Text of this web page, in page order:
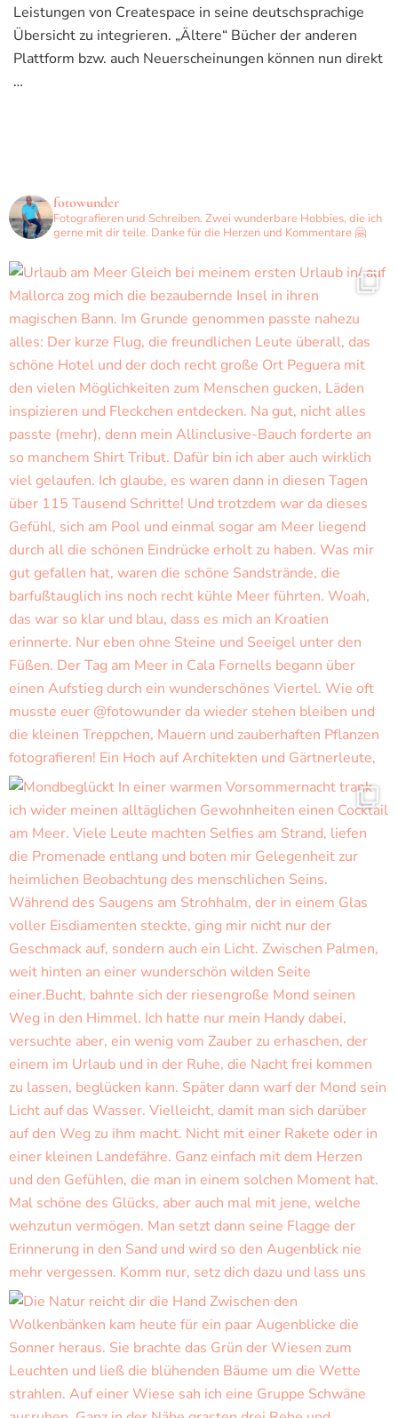
Leistungen von Createspace in seine deutschsprachige
Übersicht zu integrieren. „Ältere“ Bücher der anderen
Plattform bzw. auch Neuerscheinungen können nun direkt
…
fotowunder
Fotografieren und Schreiben. Zwei wunderbare Hobbies, die ich
gerne mit dir teile. Danke für die Herzen und Kommentare 🤗